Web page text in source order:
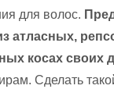
для волос.
атласных,
косах своих
Сделать